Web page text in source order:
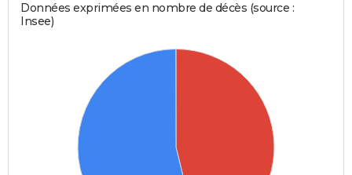
Données exprimées en nombre de décès (source :
Insee)